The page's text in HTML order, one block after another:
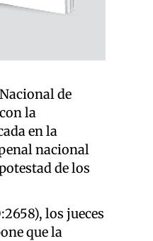
de
la
en la
nacional
de los
los jueces
que la